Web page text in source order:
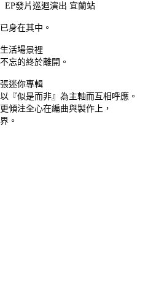
EP發片巡迴演出 宜蘭站
身在其中。
活場景裡
忘的終於離開。
迷你專輯
『似是而非』為主軸而互相呼應。
傾注全心在編曲與製作上，
。